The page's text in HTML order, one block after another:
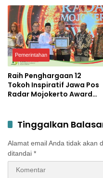
Pemerintahan
Raih Penghargaan 12
Tokoh Inspiratif Jawa Pos
Radar Mojokerto Award
Kontribusi dalam
Pembangunan Daerah
Tinggalkan
Alamat email Anda tidak akan
ditandai *